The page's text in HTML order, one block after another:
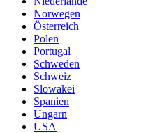
Norwegen
Österreich
Polen
Portugal
Schweden
Schweiz
Slowakei
Spanien
Ungarn
USA